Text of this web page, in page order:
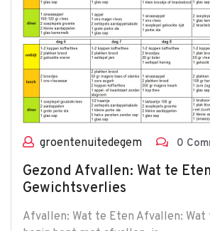
groentenuitedegem 0
Gezond Afvallen: Wat te
Gewichtsverlies
Afvallen: Wat te Eten Afvallen: Wat